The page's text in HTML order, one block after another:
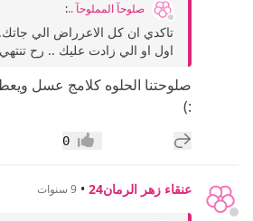
صلوحآ المملوحآ ..:
تاكدي ان كل الاعرراض الي
اول او الي زادت عليك .. رح
صلوحتنا الحلوه كلامج عسل
:)
إضافة رد جديد إعجاب0
عنقاء زهر الرمان24 • 9 سنوات